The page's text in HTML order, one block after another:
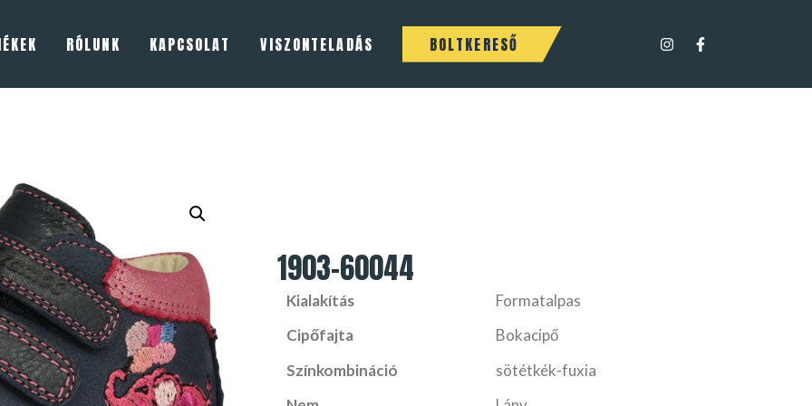
RÓLUNK KAPCSOLAT VISZONTELADÁS BOLTKERESŐ
1903-60044
Kialakítás
Formatalpas
Cipőfajta
Bokacipő
Színkombináció
sötétkék-fuxia